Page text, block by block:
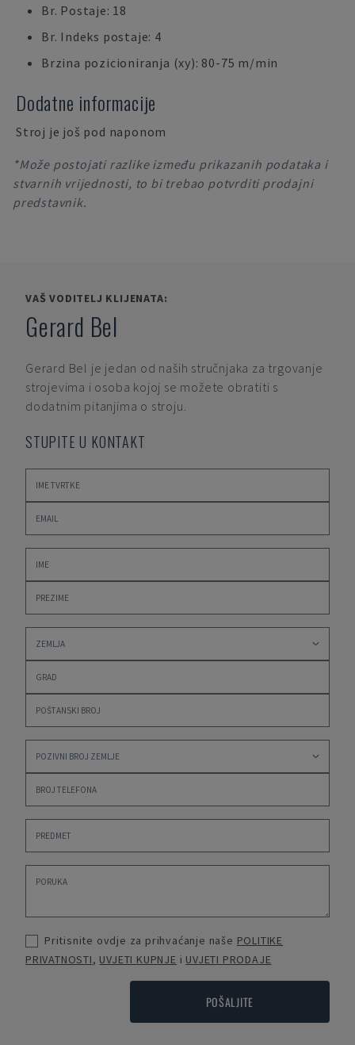
Br. Postaje: 18
Br. Indeks postaje: 4
Brzina pozicioniranja (xy): 80-75 m/min
Dodatne informacije
Stroj je još pod naponom
*Može postojati razlike između prikazanih podataka i
stvarnih vrijednosti, to bi trebao potvrditi prodajni
predstavnik.
VAŠ VODITELJ KLIJENATA:
Gerard Bel
Gerard Bel je jedan od naših stručnjaka za trgovanje
strojevima i osoba kojoj se možete obratiti s
dodatnim pitanjima o stroju.
STUPITE U KONTAKT
Pritisnite ovdje za prihvaćanje naše POLITIKE
PRIVATNOSTI, UVJETI KUPNJE i UVJETI PRODAJE
POŠALJITE